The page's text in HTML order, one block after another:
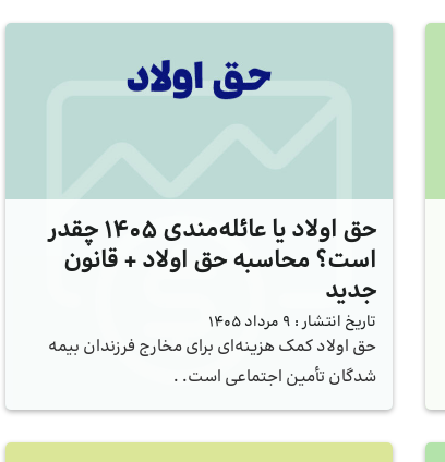
حق اولاد یا عائله‌مندی 1405 چقدر
است؟ محاسبه حق اولاد + قانون
جدید
تاریخ انتشار : 9 مرداد 1405
حق اولاد کمک هزینه‌ای برای مخارج فرزندان بیمه
شدگان تأمین اجتماعی است. .